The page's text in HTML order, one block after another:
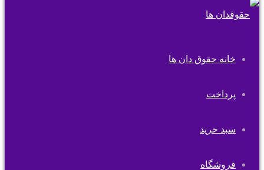
خانه حقوق دان ها
پرداخت
سبد خرید
فروشگاه